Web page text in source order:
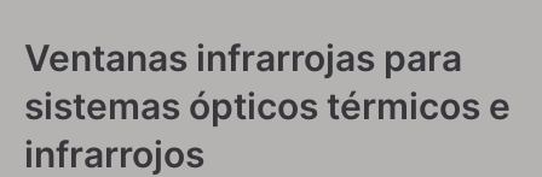
Ventanas infrarrojas para
sistemas ópticos térmicos e
infrarrojos